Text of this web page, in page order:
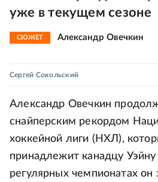
уже в текущем сезоне
СЮЖЕТ Александр Овечкин
Сергей Сокольский
Александр Овечкин
снайперским рекордом
хоккейной лиги (НХЛ),
принадлежит канадцу Уэйну
регулярных чемпионатах он